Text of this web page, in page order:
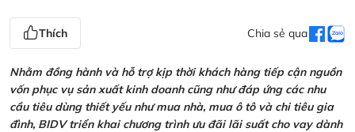
Thích Chia sẻ qua
Nhằm đồng hành và hỗ trợ kịp thời khách hàng tiếp cận nguồn
vốn phục vụ sản xuất kinh doanh cũng như đáp ứng các nhu
cầu tiêu dùng thiết yếu như mua nhà, mua ô tô và chi tiêu gia
đình, BIDV triển khai chương trình ưu đãi lãi suất cho vay dành